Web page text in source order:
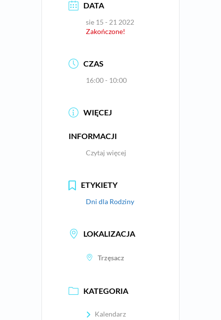
DATA
sie 15 - 21 2022
Zakończone!
CZAS
16:00 - 10:00
WIĘCEJ
INFORMACJI
Czytaj więcej
ETYKIETY
Dni dla Rodziny
LOKALIZACJA
Trzęsacz
KATEGORIA
Kalendarz